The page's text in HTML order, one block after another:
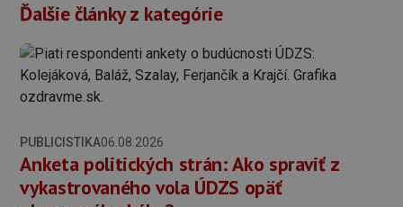
Ďalšie články z kategórie
PUBLICISTIKA06.08.2026
Anketa politických strán: Ako spraviť z
vykastrovaného vola ÚDZS opäť